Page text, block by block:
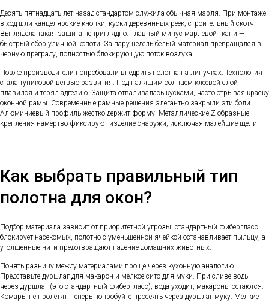
Десять-пятнадцать лет назад стандартом служила обычная марля. При монтаже
в ход шли канцелярские кнопки, куски деревянных реек, строительный скотч.
Выглядела такая защита неприглядно. Главный минус марлевой ткани —
быстрый сбор уличной копоти. За пару недель белый материал превращался в
черную преграду, полностью блокирующую поток воздуха.
Позже производители попробовали внедрить полотна на липучках. Технология
стала тупиковой ветвью развития. Под палящим солнцем клеевой слой
плавился и терял адгезию. Защита отваливалась кусками, часто отрывая краску
оконной рамы. Современные рамные решения элегантно закрыли эти боли.
Алюминиевый профиль жестко держит форму. Металлические Z-образные
крепления намертво фиксируют изделие снаружи, исключая малейшие щели.
Как выбрать правильный тип
полотна для окон?
Подбор материала зависит от приоритетной угрозы: стандартный фибергласс
блокирует насекомых, полотно с уменьшенной ячейкой останавливает пыльцу, а
утолщенные нити предотвращают падение домашних животных.
Понять разницу между материалами проще через кухонную аналогию.
Представьте дуршлаг для макарон и мелкое сито для муки. При сливе воды
через дуршлаг (это стандартный фибергласс), вода уходит, макароны остаются.
Комары не пролетят. Теперь попробуйте просеять через дуршлаг муку. Мелкие